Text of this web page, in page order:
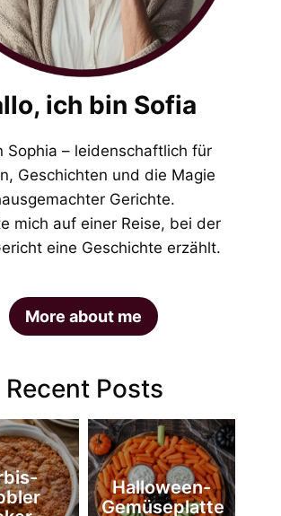
ich bin Sofia
Sophia – leidenschaftlich für
Geschichten und die Magie
Gerichte.
mich auf einer Reise, bei der
eine Geschichte erzählt.
More about me
Recent Posts
Halloween-
Gemüseplatte